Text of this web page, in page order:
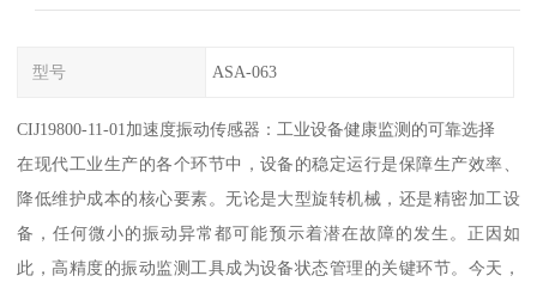
型号 ASA-063
CIJ19800-11-01加速度振动传感器：工业设备健康监测的可靠选择
在现代工业生产的各个环节中，设备的稳定运行是保障生产效率、
降低维护成本的核心要素。无论是大型旋转机械，还是精密加工设
备，任何微小的振动异常都可能预示着潜在故障的发生。正因如
此，高精度的振动监测工具成为设备状态管理的关键环节。今天，